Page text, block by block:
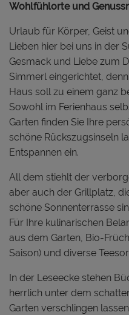
Wohlfühlorte und
Urlaub für Körper, Geist
Lieben hier bei uns in der
Gesmack und Liebe zum
Simmerl eingerichtet,
Haus soll zu einem ganz
Sowohl im Ferienhaus
Garten finden Sie Ihre
schöne Rückszugsinseln
Entspannen ein.
All dem stiehlt der
aber auch der Grillplatz,
schöne Sonnenterrasse
Für Ihre kulinarischen
aus dem Garten, Bio-
Saison) und diverse
In der Leseecke stehen
herrlich unter dem
Garten verschlingen